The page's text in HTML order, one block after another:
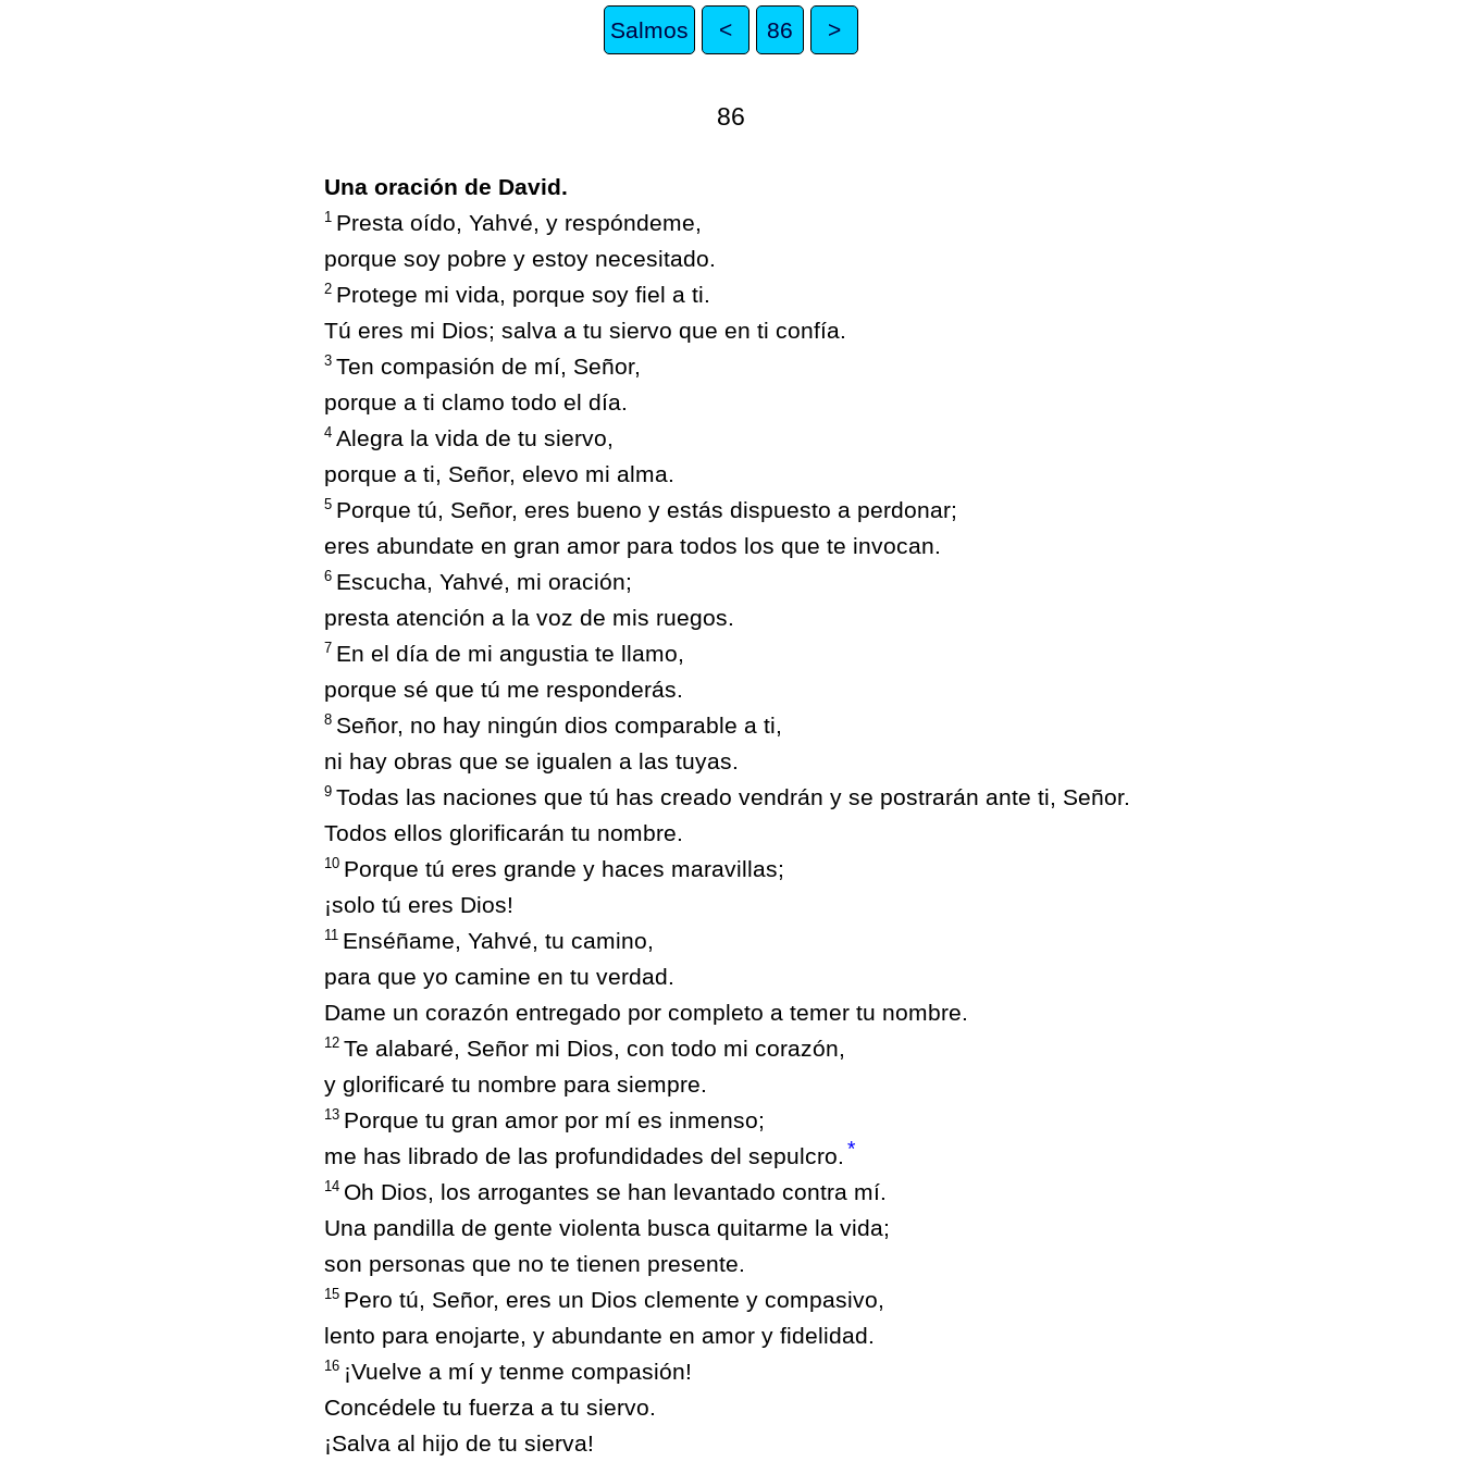
Salmos < 86 >
86
Una oración de David.
1 Presta oído, Yahvé, y respóndeme,
porque soy pobre y estoy necesitado.
2 Protege mi vida, porque soy fiel a ti.
Tú eres mi Dios; salva a tu siervo que en ti confía.
3 Ten compasión de mí, Señor,
porque a ti clamo todo el día.
4 Alegra la vida de tu siervo,
porque a ti, Señor, elevo mi alma.
5 Porque tú, Señor, eres bueno y estás dispuesto a perdonar;
eres abundate en gran amor para todos los que te invocan.
6 Escucha, Yahvé, mi oración;
presta atención a la voz de mis ruegos.
7 En el día de mi angustia te llamo,
porque sé que tú me responderás.
8 Señor, no hay ningún dios comparable a ti,
ni hay obras que se igualen a las tuyas.
9 Todas las naciones que tú has creado vendrán y se postrarán ante ti, Señor.
Todos ellos glorificarán tu nombre.
10 Porque tú eres grande y haces maravillas;
¡solo tú eres Dios!
11 Enséñame, Yahvé, tu camino,
para que yo camine en tu verdad.
Dame un corazón entregado por completo a temer tu nombre.
12 Te alabaré, Señor mi Dios, con todo mi corazón,
y glorificaré tu nombre para siempre.
13 Porque tu gran amor por mí es inmenso;
me has librado de las profundidades del sepulcro. *
14 Oh Dios, los arrogantes se han levantado contra mí.
Una pandilla de gente violenta busca quitarme la vida;
son personas que no te tienen presente.
15 Pero tú, Señor, eres un Dios clemente y compasivo,
lento para enojarte, y abundante en amor y fidelidad.
16 ¡Vuelve a mí y tenme compasión!
Concédele tu fuerza a tu siervo.
¡Salva al hijo de tu sierva!